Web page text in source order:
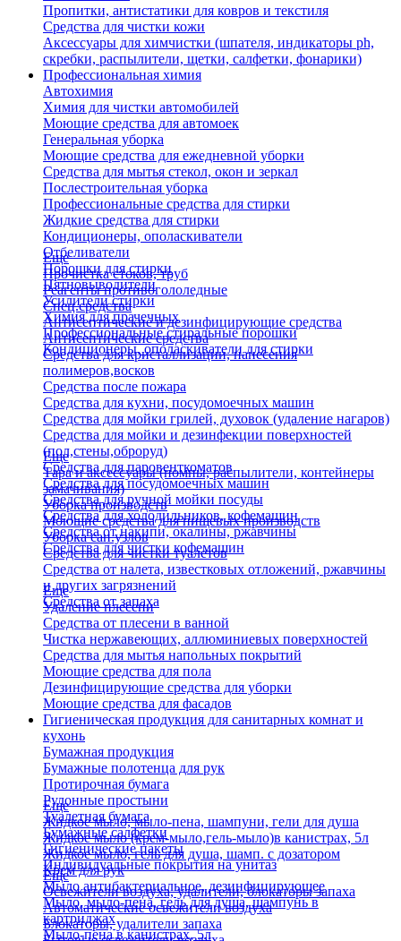
Пропитки, антистатики для ковров и текстиля
Средства для чистки кожи
Аксессуары для химчистки (шпателя, индикаторы ph,
скребки, распылители, щетки, салфетки, фонарики)
Профессиональная химия
Автохимия
Химия для чистки автомобилей
Моющие средства для автомоек
Генеральная уборка
Моющие средства для ежедневной уборки
Средства для мытья стекол, окон и зеркал
Послестроительная уборка
Профессиональные средства для стирки
Жидкие средства для стирки
Кондиционеры, ополаскиватели
Отбеливатели
Порошки для стирки
Пятновыводители
Усилители стирки
Химия для прачечных
Профессиональные стиральные порошки
Кондиционеры, ополаскиватели для стирки
Еще
Прочистка стоков, труб
Реагенты противогололедные
Спец.средства
Антисептические и дезинфицирующие средства
Антисептические средства
Средства для кристаллизации, нанесения
полимеров,восков
Средства после пожара
Средства для кухни, посудомоечных машин
Средства для мойки грилей, духовок (удаление нагаров)
Средства для мойки и дезинфекции поверхностей
(пол,стены,оброруд)
Средства для паровенткоматов
Средства для посудомоечных машин
Средства для ручной мойки посуды
Средства для холодильников, кофемашин
Средства от накипи, окалины, ржавчины
Средства для чистки кофемашин
Еще
Тара и аксессуары (помпы, распылители, контейнеры
замачивания)
Уборка производств
Моющие средства для пищевых производств
Уборка сан.узлов
Средства для чистки туалетов
Средства от налета, известковых отложений, ржавчины
и других загрязнений
Средства от запаха
Еще
Удаление плесени
Средства от плесени в ванной
Чистка нержавеющих, аллюминиевых поверхностей
Средства для мытья напольных покрытий
Моющие средства для пола
Дезинфицирующие средства для уборки
Моющие средства для фасадов
Гигиеническая продукция для санитарных комнат и
кухонь
Бумажная продукция
Бумажные полотенца для рук
Протирочная бумага
Рулонные простыни
Туалетная бумага
Бумажные салфетки
Гигиенические пакеты
Индивидуальные покрытия на унитаз
Еще
Жидкое мыло, мыло-пена, шампуни, гели для душа
Жидкое мыло (крем-мыло,гель-мыло)в канистрах, 5л
Жидкое мыло, гель для душа, шамп. с дозатором
Крем для рук
Мыло антибактериальное, дезинфицирующее
Мыло, мыло-пена, гель для душа, шампунь в
картриджах
Мыло-пена в канистрах, 5л
Еще
Освежители воздуха, удалители, блокаторы запаха
Автоматические освежители воздуха
Блокаторы, удалители запаха